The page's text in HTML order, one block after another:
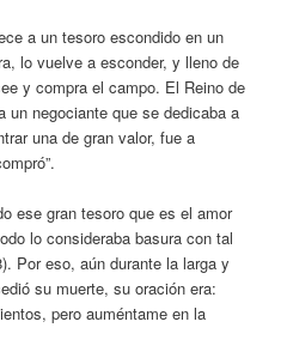
a un tesoro escondido en un
lo vuelve a esconder, y lleno de
y compra el campo. El Reino de
un negociante que se dedicaba a
una de gran valor, fue a
ese gran tesoro que es el amor
lo consideraba basura con tal
Por eso, aún durante la larga y
su muerte, su oración era:
pero auméntame en la